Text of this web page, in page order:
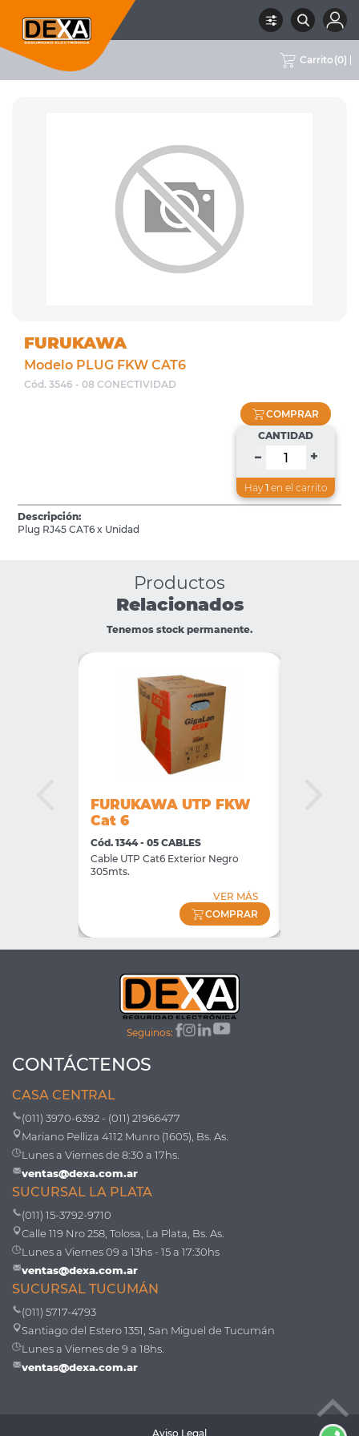
Carrito (0)
MARCA
FURUKAWA
Modelo PLUG FKW CAT6
Cód. 3546 - 08 CONECTIVIDAD
COMPRAR
CANTIDAD
– +
Hay 1 en el carrito
Descripción:
Plug RJ45 CAT6 x Unidad
Productos
Relacionados
Tenemos stock permanente.
FURUKAWA UTP FKW
Cat 6
Cód. 1344 - 05 CABLES
Cable UTP Cat6 Exterior Negro
305mts.
VER MÁS
COMPRAR
Seguinos:
CONTÁCTENOS
CASA CENTRAL
(011) 3970-6392 - (011) 21966477
Mariano Pelliza 4112 Munro (1605), Bs. As.
Lunes a Viernes de 8:30 a 17hs.
ventas@dexa.com.ar
SUCURSAL LA PLATA
(011) 15-3792-9710
Calle 119 Nro 258, Tolosa, La Plata, Bs. As.
Lunes a Viernes 09 a 13hs - 15 a 17:30hs
ventas@dexa.com.ar
SUCURSAL TUCUMÁN
(011) 5717-4793
Santiago del Estero 1351, San Miguel de Tucumán
Lunes a Viernes de 9 a 18hs.
ventas@dexa.com.ar
Aviso Legal